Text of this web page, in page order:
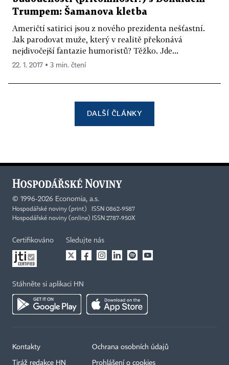
Trumpem: Šamanova kletba
Američtí satirici jsou z nového prezidenta nešťastní.
Jak parodovat muže, který v realitě překonává
nejdivočejší fantazie humoristů? Těžko. Jde...
22. 1. 2017 ▪ 3 min. čtení
DALŠÍ ČLÁNKY
© 1996-2026 Economia, a.s.
Hospodářské noviny (print) ISSN 0862-9587
Hospodářské noviny (online) ISSN 2787-950X
Certifikováno Sledujte nás
Stáhněte si aplikaci HN
Kontakty
Tiráž redakce HN
Ochrana osobních údajů
Prohlášení o cookies